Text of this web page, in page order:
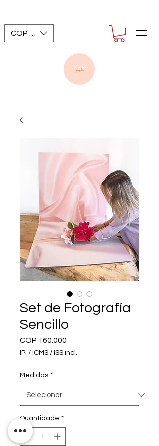
COP ($)
Set de Fotografía
Sencillo
COP 160.000
IPI / ICMS / ISS incl.
Medidas *
Quantidade *